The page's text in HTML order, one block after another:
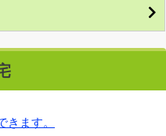
きます。